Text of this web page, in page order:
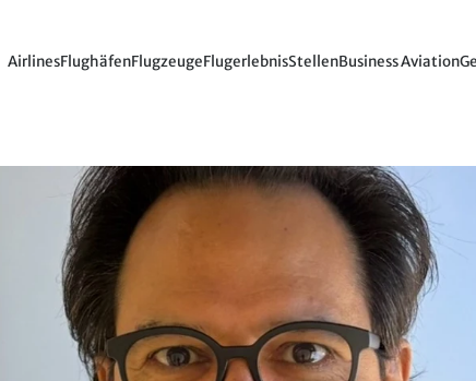
AirlinesFlughäfenFlugzeugeFlugerlebnisStellenBusiness Aviation